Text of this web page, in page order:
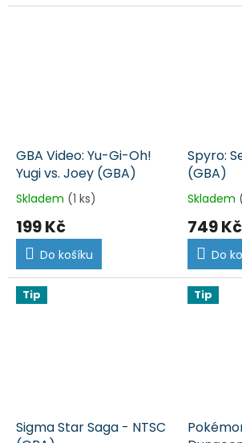
GBA Video: Yu-Gi-Oh!
Yugi vs. Joey (GBA)
Skladem (1 ks)
199 Kč
Do košíku
Spyro:
(GBA)
Skladem
749 Kč
Do
Tip
Sigma Star Saga - NTSC
Tip